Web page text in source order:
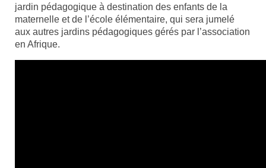
jardin pédagogique à destination des enfants de la
maternelle et de l’école élémentaire, qui sera jumelé
aux autres jardins pédagogiques gérés par l’association
en Afrique.